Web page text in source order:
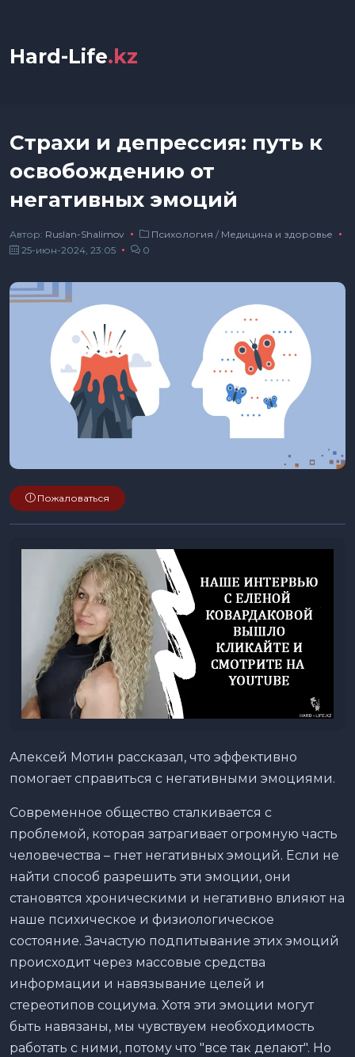
Hard-Life.kz
Страхи и депрессия: путь к
освобождению от
негативных эмоций
Автор: Ruslan-Shalimov Психология / Медицина и здоровье
25-июн-2024, 23:05
0
Пожаловаться
Алексей Мотин рассказал, что эффективно
помогает справиться с негативными эмоциями.
Современное общество сталкивается с
проблемой, которая затрагивает огромную часть
человечества – гнет негативных эмоций. Если не
найти способ разрешить эти эмоции, они
становятся хроническими и негативно влияют на
наше психическое и физиологическое
состояние. Зачастую подпитывание этих эмоций
происходит через массовые средства
информации и навязывание целей и
стереотипов социума. Хотя эти эмоции могут
быть навязаны, мы чувствуем необходимость
работать с ними, потому что "все так делают". Но